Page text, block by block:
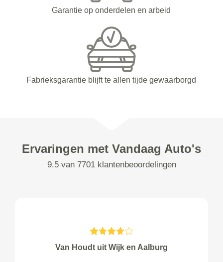
Garantie op onderdelen en arbeid
Fabrieksgarantie blijft te allen tijde gewaarborgd
Ervaringen met Vandaag Auto's
9.5 van 7701 klantenbeoordelingen
Van Houdt uit Wijk en Aalburg